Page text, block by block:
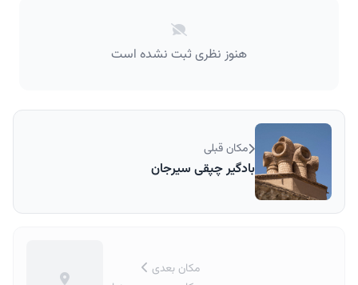
هنوز نظری ثبت نشده است
مکان قبلی
بادگیر چپقی سیرجان
مکان بعدی